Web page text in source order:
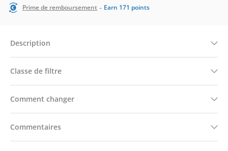
Prime de remboursement - Earn 171 points
Description
Classe de filtre
Comment changer
Commentaires